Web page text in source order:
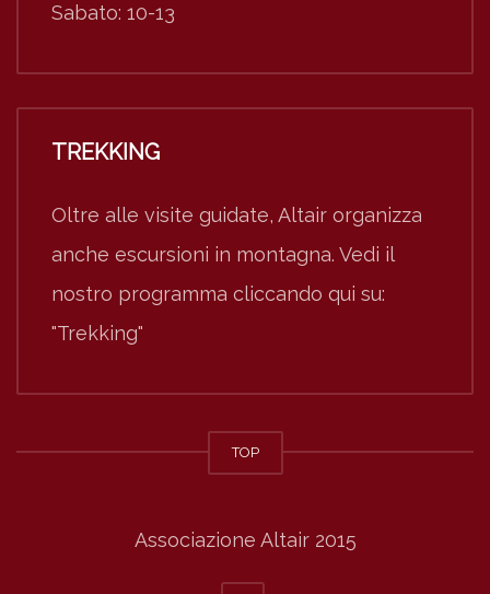
Sabato: 10-13
TREKKING
Oltre alle visite guidate, Altair organizza
anche escursioni in montagna. Vedi il
nostro programma cliccando qui su:
"Trekking"
TOP
Associazione Altair 2015